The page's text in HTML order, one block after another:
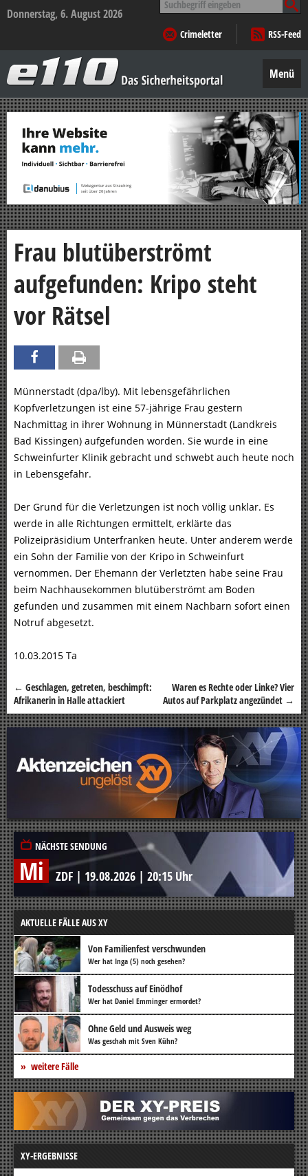
Donnerstag, 6. August 2026
nach:
Crimeletter
RSS-Feed
–
Das
Sicherheitsportal
Menü
Zum
Inhalt
springen
Frau blutüberströmt
aufgefunden: Kripo steht
vor Rätsel
Münnerstadt (dpa/lby). Mit lebensgefährlichen
Kopfverletzungen ist eine 57-jährige Frau gestern
Nachmittag in ihrer Wohnung in Münnerstadt (Landkreis
Bad Kissingen) aufgefunden worden. Sie wurde in eine
Schweinfurter Klinik gebracht und schwebt auch heute noch
in Lebensgefahr.
Der Grund für die Verletzungen ist noch völlig unklar. Es
werde in alle Richtungen ermittelt, erklärte das
Polizeipräsidium Unterfranken heute. Unter anderem werde
ein Sohn der Familie von der Kripo in Schweinfurt
vernommen. Der Ehemann der Verletzten habe seine Frau
beim Nachhausekommen blutüberströmt am Boden
gefunden und zusammen mit einem Nachbarn sofort einen
Notruf abgesetzt.
10.03.2015 Ta
Beitragsnavigation
← Geschlagen, getreten, beschimpft:
Afrikanerin in Halle attackiert
Waren es Rechte oder Linke? Vier
Autos auf Parkplatz angezündet →
NÄCHSTE SENDUNG
Mi ZDF | 19.08.2026 | 20:15 Uhr
AKTUELLE FÄLLE AUS XY
Von Familienfest verschwunden
Wer hat Inga (5) noch gesehen?
Todesschuss auf Einödhof
Wer hat Daniel Emminger ermordet?
Ohne Geld und Ausweis weg
Was geschah mit Sven Kühn?
weitere Fälle
XY-ERGEBNISSE